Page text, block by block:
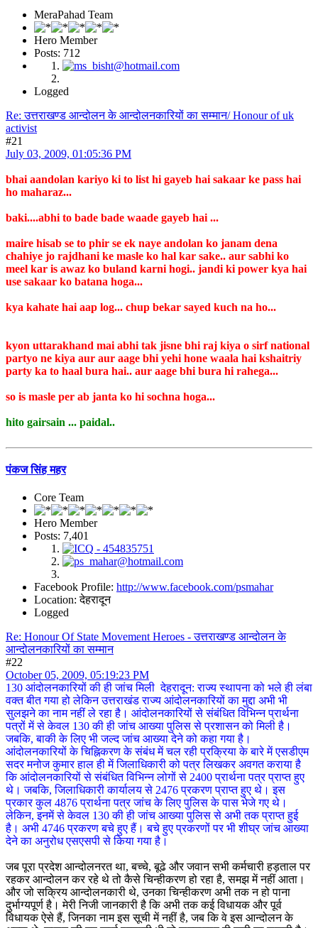
MeraPahad Team
Hero Member
Posts: 712
Logged
Re: उत्तराखण्ड आन्दोलन के आन्दोलनकारियों का सम्मान/ Honour of uk
activist
#21
July 03, 2009, 01:05:36 PM
bhai aandolan kariyo ki to list hi gayeb hai sakaar ke pass hai
ho maharaz...
baki....abhi to bade bade waade gayeb hai ...
maire hisab se to phir se ek naye andolan ko janam dena
chahiye jo rajdhani ke masle ko hal kar sake.. aur sabhi ko
meel kar is awaz ko buland karni hogi.. jandi ki power kya hai
use sakaar ko batana hoga...
kya kahate hai aap log... chup bekar sayed kuch na ho...
kyon uttarakhand mai abhi tak jisne bhi raj kiya o sirf national
partyo ne kiya aur aur aage bhi yehi hone waala hai kshaitriy
party ka to haal bura hai.. aur aage bhi bura hi rahega...
so is masle per ab janta ko hi sochna hoga...
hito gairsain ... paidal..
पंकज सिंह महर
Core Team
Hero Member
Posts: 7,401
Facebook Profile: http://www.facebook.com/psmahar
Location: देहरादून
Logged
Re: Honour Of State Movement Heroes - उत्तराखण्ड आन्दोलन के
आन्दोलनकारियों का सम्मान
#22
October 05, 2009, 05:19:23 PM
130 आंदोलनकारियों की ही जांच मिली देहरादून: राज्य स्थापना को भले ही लंबा
वक्त बीत गया हो लेकिन उत्तराखंड राज्य आंदोलनकारियों का मुद्दा अभी भी
सुलझने का नाम नहीं ले रहा है। आंदोलनकारियों से संबंधित विभिन्न प्रार्थना
पत्रों में से केवल 130 की ही जांच आख्या पुलिस से प्रशासन को मिली है।
जबकि, बाकी के लिए भी जल्द जांच आख्या देने को कहा गया है।
आंदोलनकारियों के चिह्निकरण के संबंध में चल रही प्रक्रिया के बारे में एसडीएम
सदर मनोज कुमार हाल ही में जिलाधिकारी को पत्र लिखकर अवगत कराया है
कि आंदोलनकारियों से संबंधित विभिन्न लोगों से 2400 प्रार्थना पत्र प्राप्त हुए
थे। जबकि, जिलाधिकारी कार्यालय से 2476 प्रकरण प्राप्त हुए थे। इस
प्रकार कुल 4876 प्रार्थना पत्र जांच के लिए पुलिस के पास भेजे गए थे।
लेकिन, इनमें से केवल 130 की ही जांच आख्या पुलिस से अभी तक प्राप्त हुई
है। अभी 4746 प्रकरण बचे हुए हैं। बचे हुए प्रकरणों पर भी शीघ्र जांच आख्या
देने का अनुरोध एसएसपी से किया गया है।
जब पूरा प्रदेश आन्दोलनरत था, बच्चे, बूढे और जवान सभी कर्मचारी हड़ताल पर
रहकर आन्दोलन कर रहे थे तो कैसे चिन्हीकरण हो रहा है, समझ में नहीं आता।
और जो सक्रिय आन्दोलनकारी थे, उनका चिन्हीकरण अभी तक न हो पाना
दुर्भाग्यपूर्ण है। मेरी निजी जानकारी है कि अभी तक कई विधायक और पूर्व
विधायक ऐसे हैं, जिनका नाम इस सूची में नहीं है, जब कि वे इस आन्दोलन के